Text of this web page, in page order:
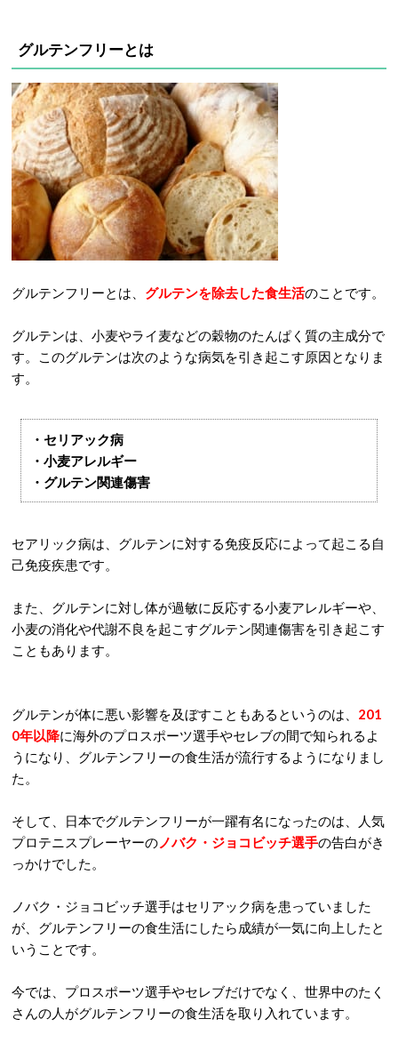
グルテンフリーとは
グルテンフリーとは、 グルテンを除去した食生活のことです。
グルテンは、小麦やライ麦などの穀物のたんぱく質の主成分で
す。このグルテンは次のような病気を引き起こす原因となりま
す。
・セリアック病
・小麦アレルギー
・グルテン関連傷害
セアリック病は、グルテンに対する免疫反応によって起こる自
己免疫疾患です。
また、グルテンに対し体が過敏に反応する小麦アレルギーや、
小麦の消化や代謝不良を起こすグルテン関連傷害を引き起こす
こともあります。
グルテンが体に悪い影響を及ぼすこともあるというのは、 201
0年以降に海外のプロスポーツ選手やセレブの間で知られるよ
うになり、グルテンフリーの食生活が流行するようになりまし
た。
そして、日本でグルテンフリーが一躍有名になったのは、人気
プロテニスプレーヤーの ノバク・ジョコビッチ選手の告白がき
っかけでした。
ノバク・ジョコビッチ選手はセリアック病を患っていました
が、グルテンフリーの食生活にしたら成績が一気に向上したと
いうことです。
今では、プロスポーツ選手やセレブだけでなく、世界中のたく
さんの人がグルテンフリーの食生活を取り入れています。